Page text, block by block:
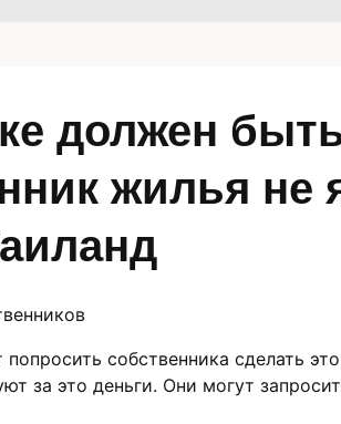
должен
жилья не
собственника сделать
за это деньги. Они могут